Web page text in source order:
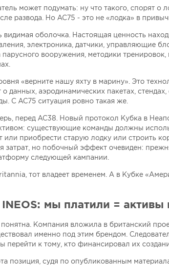
может подумать: ну что такого, спорят о
развода. Но AC75 - это не «лодка» в
оболочка. Настоящая ценность
электроника, датчики, управляющие
вооружения, методики
«верните нашу яхту в марину». Это
данных, аэродинамических пакетах,
С AC75 ситуация ровно такая же.
перед AC38. Новый протокол Кубка в
существующие команды должны
или приобрести старую лодку или строить
затрат, но побочный эффект очевиден:
следующей кампании.
тот владеет временем. А в Кубке
мы платили = активы
понятна. Компания вложила в британский
именно под этим брендом.
перейти к тому, кто финансировал их
позиция, судя по опубликованным